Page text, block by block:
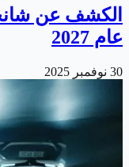
عام 2027
30 نوفمبر 2025